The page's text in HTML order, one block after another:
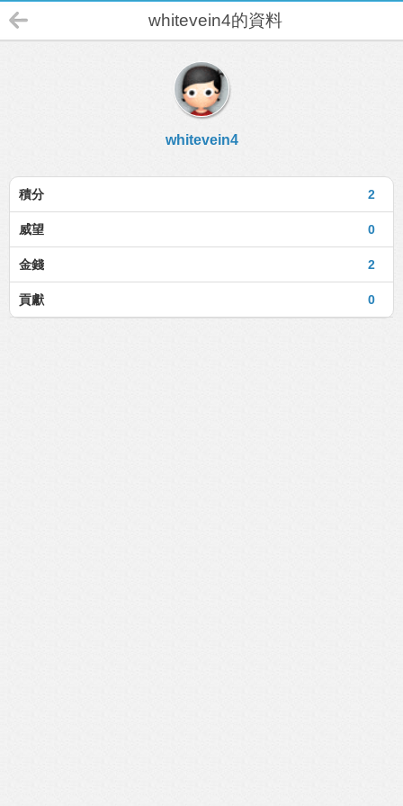
whitevein4的資料
whitevein4
2
積分
0
威望
2
金錢
0
貢獻